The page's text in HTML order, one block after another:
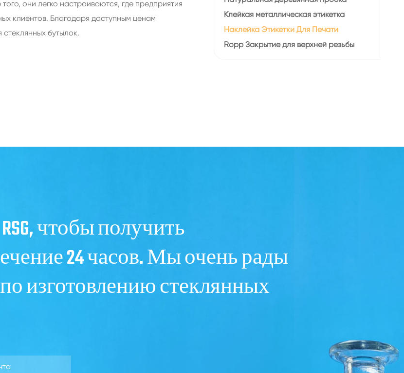
они легко настраиваются, где предприятия
клиентов. Благодаря доступным ценам
бутылок.
Клейкая металлическая этикетка
Наклейка Этикетки Для Печати
Ropp Закрытие для верхней резьбы
чтобы получить
24 часов. Мы очень рады
изготовлению стеклянных